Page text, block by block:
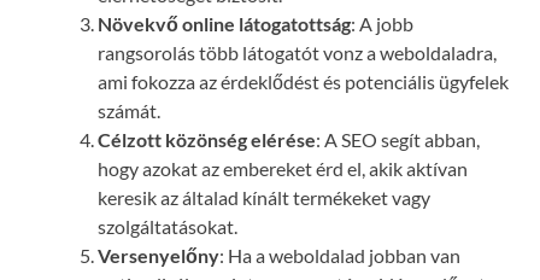
Növekvő online látogatottság: A jobb
rangsorolás több látogatót vonz a weboldaladra,
ami fokozza az érdeklődést és potenciális ügyfelek
számát.
Célzott közönség elérése: A SEO segít abban,
hogy azokat az embereket érd el, akik aktívan
keresik az általad kínált termékeket vagy
szolgáltatásokat.
Versenyelőny: Ha a weboldalad jobban van